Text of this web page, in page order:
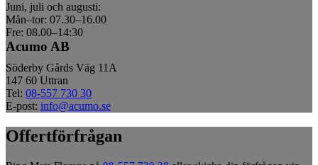
Juni, juli och augusti:
Mån–tor: 07.30–16.00
Fre: 08.00–14:30
Acumo AB
Söderby Gårds Väg 11A
147 60 Uttran
Tel: 08-557 730 30
E-post: info@acumo.se
Offertförfrågan